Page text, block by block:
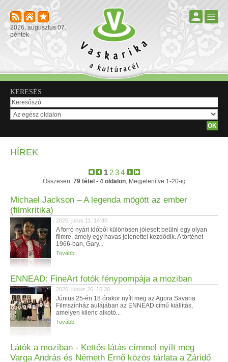
2026. augusztus 07.
péntek
KERESÉS
HÍREK
1 2 3 4
Összesen: 79 tétel - 4 oldalon, Megjelenítve 1-20-ig
Michael Jackson – A legenda mögött az ember
(filmkritika)
2026. július 11. 14:40
A forró nyári időből különösen jólesett beülni egy olyan
filmre, amely egy havas jelenettel kezdődik. A történet
1966-ban, Gary...
Tovább
ENNEAD: FineArt fotók fénypompája a moziban
2026. június 26. 16:30
Június 25-én 18 órakor nyílt meg az Agora Savaria
Filmszínház aulájában az ENNEAD című kiállítás,
amelyen kilenc alkotó...
Tovább
Látók a moziban - Kettős látás címmel nyílt meg
Varga András és Németh Ernő közös tárlata a Záridő